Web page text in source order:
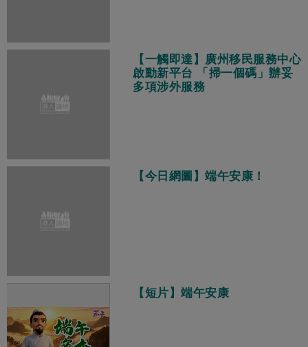
【一觸即達】廣州移民服務中心
啟動新平台 「掃一個碼」辦妥
多項涉外服務
【今日網圖】端午安康！
【短片】端午安康